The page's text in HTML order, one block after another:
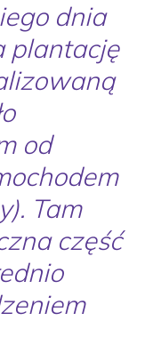
dnia
plantację
od
Tam
część